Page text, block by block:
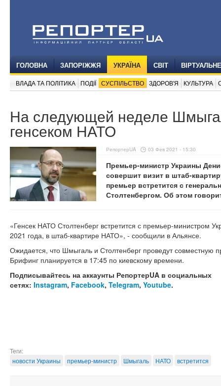
ГОЛОВНА ЗАПОРІЖЖЯ УКРАЇНА СВІТ
ВЛАДА ТА ПОЛІТИКА ПОДІЇ СУСПІЛЬСТВО ЗДОРОВ'Я КУЛЬТУРА
На следующей неделе
генсеком НАТО
РепортерUA 03 Фев 2021 - 15:30
Премьер-министр Украины
совершит визит в штаб-
премьер встретится с
Столтенбергом. Об этом
«Генсек НАТО Столтенберг встретится с премьер-министром
2021 года, в штаб-квартире НАТО», - сообщили в Альянсе.
Ожидается, что Шмыгаль и Столтенберг проведут совместную
Брифинг планируется в 17:45 по киевскому времени.
Подписывайтесь на аккаунты РепортерUA в социальных
сетях: Instagram, Facebook, Telegram, Youtube.
Теги:
новости Украины
премьер-министр Шмыгаль НАТО встретится